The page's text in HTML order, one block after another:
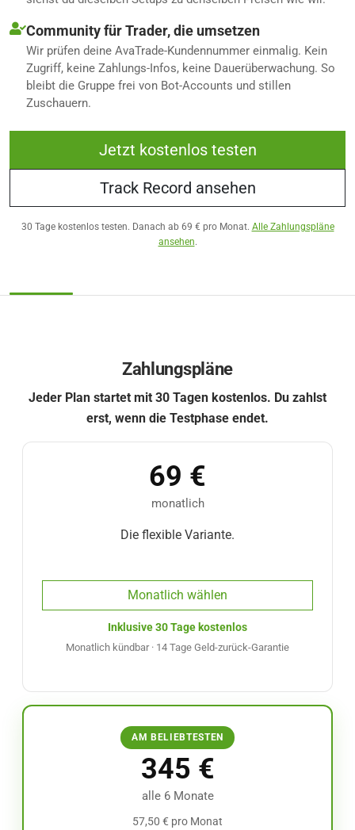
Community für Trader, die umsetzen
Wir prüfen deine AvaTrade-Kundennummer einmalig. Kein
Zugriff, keine Zahlungs-Infos, keine Dauerüberwachung. So
bleibt die Gruppe frei von Bot-Accounts und stillen
Zuschauern.
Jetzt kostenlos testen
Track Record ansehen
30 Tage kostenlos testen. Danach ab 69 € pro Monat. Alle Zahlungspläne
ansehen.
Zahlungspläne
Jeder Plan startet mit 30 Tagen kostenlos. Du zahlst
erst, wenn die Testphase endet.
69 €
monatlich
Die flexible Variante.
Monatlich wählen
Inklusive 30 Tage kostenlos
Monatlich kündbar · 14 Tage Geld-zurück-Garantie
AM BELIEBTESTEN
345 €
alle 6 Monate
57,50 € pro Monat